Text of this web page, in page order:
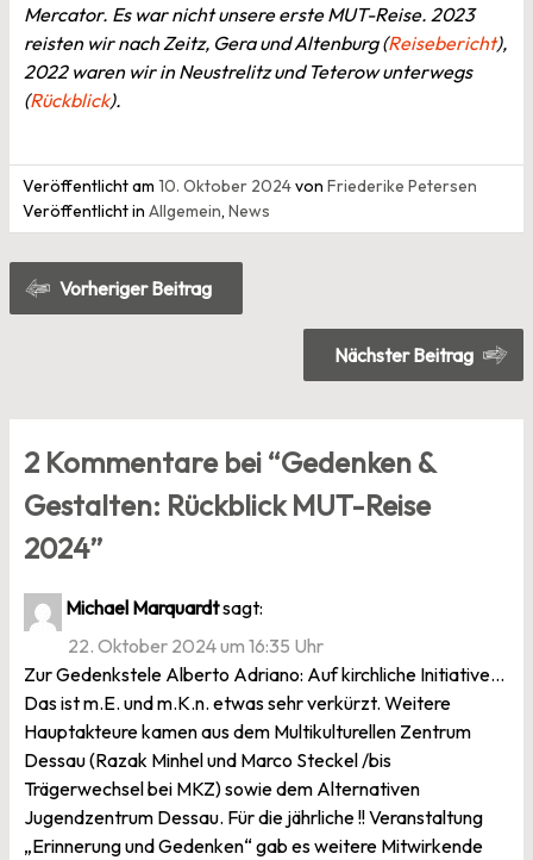
Mercator. Es war nicht unsere erste MUT-Reise. 2023
reisten wir nach Zeitz, Gera und Altenburg (Reisebericht),
2022 waren wir in Neustrelitz und Teterow unterwegs
(Rückblick).
Veröffentlicht am 10. Oktober 2024von Friederike Petersen
Veröffentlicht in Allgemein, News
Beitragsnavigation
Vorheriger Beitrag
Nächster Beitrag
2 Kommentare bei “Gedenken &
Gestalten: Rückblick MUT-Reise
2024”
Michael Marquardtsagt:
22. Oktober 2024 um 16:35 Uhr
Zur Gedenkstele Alberto Adriano: Auf kirchliche Initiative…
Das ist m.E. und m.K.n. etwas sehr verkürzt. Weitere
Hauptakteure kamen aus dem Multikulturellen Zentrum
Dessau (Razak Minhel und Marco Steckel /bis
Trägerwechsel bei MKZ) sowie dem Alternativen
Jugendzentrum Dessau. Für die jährliche !! Veranstaltung
„Erinnerung und Gedenken“ gab es weitere Mitwirkende